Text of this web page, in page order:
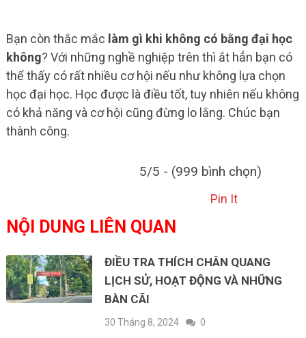
Bạn còn thắc mắc làm gì khi không có bằng đại học
không? Với những nghề nghiệp trên thì ắt hẳn bạn có
thể thấy có rất nhiều cơ hội nếu như không lựa chọn
học đại học. Học được là điều tốt, tuy nhiên nếu không
có khả năng và cơ hội cũng đừng lo lắng. Chúc bạn
thành công.
5/5 - (999 bình chọn)
Pin It
NỘI DUNG LIÊN QUAN
ĐIỀU TRA THÍCH CHÂN QUANG
LỊCH SỬ, HOẠT ĐỘNG VÀ NHỮNG
BÀN CÃI
30 Tháng 8, 2024 0